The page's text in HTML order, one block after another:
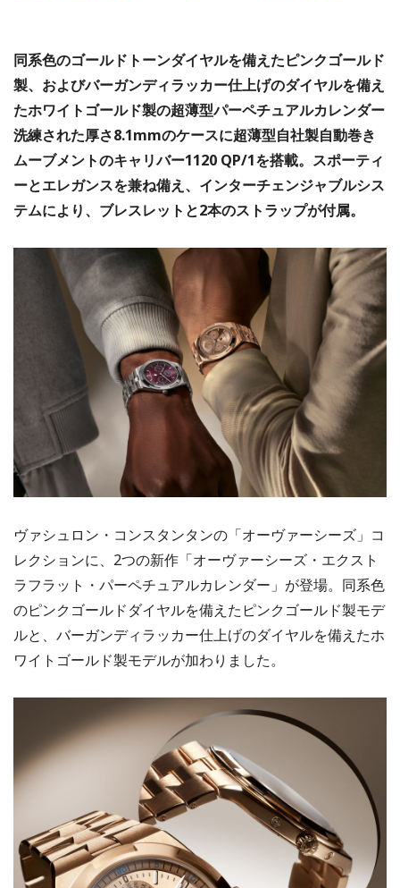
同系色のゴールドトーンダイヤルを備えたピンクゴールド
製、およびバーガンディラッカー仕上げのダイヤルを備え
たホワイトゴールド製の超薄型パーペチュアルカレンダー
洗練された厚さ8.1mmのケースに超薄型自社製自動巻き
ムーブメントのキャリバー1120 QP/1を搭載。スポーティ
ーとエレガンスを兼ね備え、インターチェンジャブルシス
テムにより、ブレスレットと2本のストラップが付属。
ヴァシュロン・コンスタンタンの「オーヴァーシーズ」コ
レクションに、2つの新作「オーヴァーシーズ・エクスト
ラフラット・パーペチュアルカレンダー」が登場。同系色
のピンクゴールドダイヤルを備えたピンクゴールド製モデ
ルと、バーガンディラッカー仕上げのダイヤルを備えたホ
ワイトゴールド製モデルが加わりました。